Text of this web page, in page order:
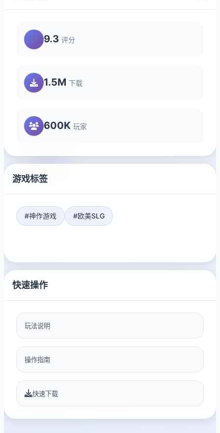
9.3 评分
1.5M 下载
600K 玩家
游戏标签
#神作游戏 #欧美SLG
快速操作
玩法说明
操作指南
快速下载